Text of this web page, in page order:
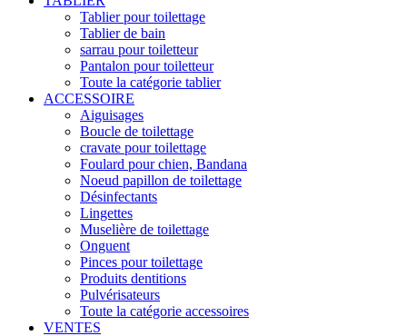
Tablier pour toilettage
Tablier de bain
sarrau pour toiletteur
Pantalon pour toiletteur
Toute la catégorie tablier
ACCESSOIRE
Aiguisages
Boucle de toilettage
cravate pour toilettage
Foulard pour chien, Bandana
Noeud papillon de toilettage
Désinfectants
Lingettes
Muselière de toilettage
Onguent
Pinces pour toilettage
Produits dentitions
Pulvérisateurs
Toute la catégorie accessoires
VENTES